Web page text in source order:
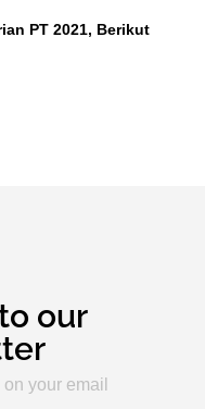
PT 2021, Berikut
our
your email